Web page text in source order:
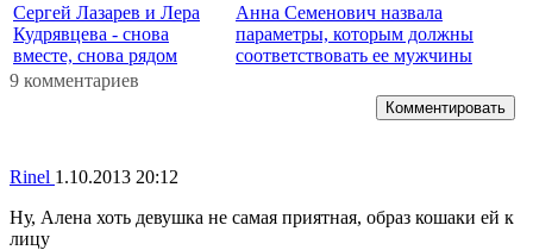
Сергей Лазарев и Лера
Кудрявцева - снова
вместе, снова рядом
Анна Семенович назвала
параметры, которым должны
соответствовать ее мужчины
9 комментариев
Комментировать
Rinel 1.10.2013 20:12
Ну, Алена хоть девушка не самая приятная, образ кошаки ей к
лицу